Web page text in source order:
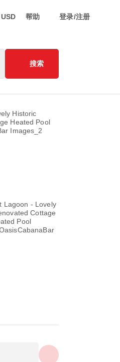
USD 帮助 登录/注册
搜索